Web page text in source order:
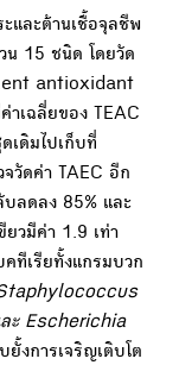
และต้านเชื้อจุลชีพ
น 15 ชนิด โดยวัด
antioxidant
าเฉลี่ยของ TEAC
เดิมไปเก็บที่
วัดค่า TAEC อีก
บลดลง 85% และ
ยวมีค่า 1.9 เท่า
ทีเรียทั้งแกรมบวก
ะ Escherichia
งการเจริญเติบโต